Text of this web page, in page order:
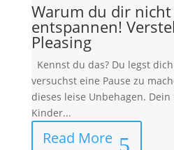
Warum du dir
entspannen!
Pleasing
Kennst du das? Du legst
versuchst eine Pause zu
dieses leise Unbehagen.
Kinder...
Read More